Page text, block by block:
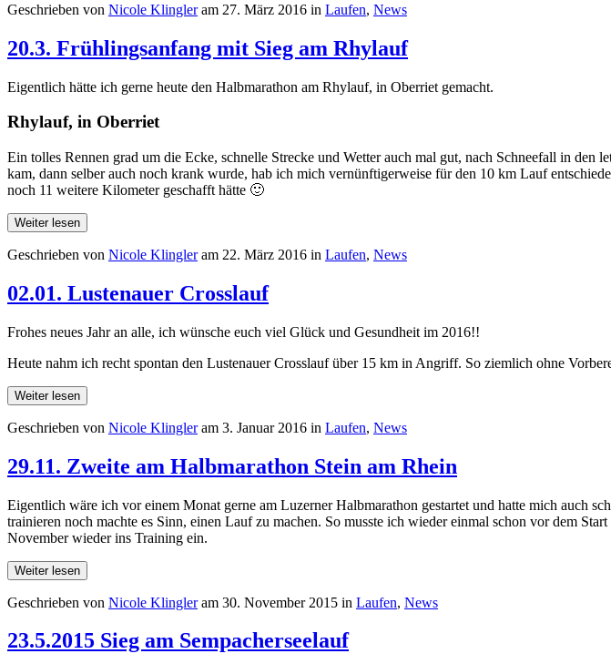
Geschrieben von Nicole Klingleram 27. März 2016 in Laufen, News
20.3. Frühlingsanfang mit Sieg am Rhylauf
Eigentlich hätte ich gerne heute den Halbmarathon am Rhylauf, in Oberriet gemacht.
Rhylauf, in Oberriet
Ein tolles Rennen grad um die Ecke, schnelle Strecke und Wetter auch mal gut, nach Schneefall in
kam, dann selber auch noch krank wurde, hab ich mich vernünftigerweise für den 10 km Lauf
noch 11 weitere Kilometer geschafft hätte 🙂
Weiter lesen
Geschrieben von Nicole Klingleram 22. März 2016 in Laufen, News
02.01. Lustenauer Crosslauf
Frohes neues Jahr an alle, ich wünsche euch viel Glück und Gesundheit im 2016!!
Heute nahm ich recht spontan den Lustenauer Crosslauf über 15 km in Angriff. So ziemlich ohne
Weiter lesen
Geschrieben von Nicole Klingleram 3. Januar 2016 in Laufen, News
29.11. Zweite am Halbmarathon Stein am Rhein
Eigentlich wäre ich vor einem Monat gerne am Luzerner Halbmarathon gestartet und hatte mich auch
trainieren noch machte es Sinn, einen Lauf zu machen. So musste ich wieder einmal schon vor dem
November wieder ins Training ein.
Weiter lesen
Geschrieben von Nicole Klingleram 30. November 2015 in Laufen, News
23.5.2015 Sieg am Sempacherseelauf